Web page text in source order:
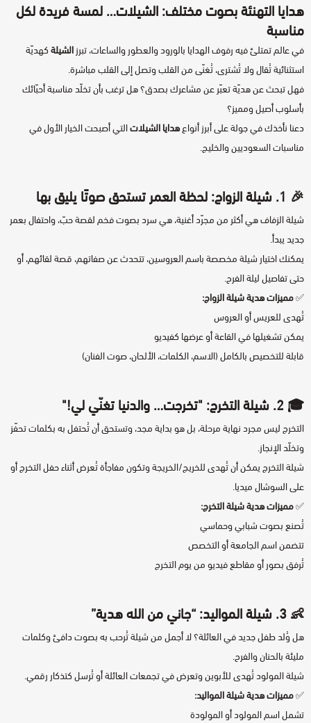
شيلات تقاعد
شيلات ترحيبية
شيلات آخرى
كتابة وإلقاء قصيدة
تلحين قصيدة
مونتاج فيديو
تصميم بطاقة دعوة - تهنئة
محمد بن غرمان
متعب بن دخنة
زايد بن سابر
أحمد العبدلي
منصور الوايلي
سالم السريعي
فيصل الربيّع
هدايا التهنئة بصوت مختلف: الشيلات… لمسة فريدة لكل
مناسبة
في عالم تمتلئ فيه رفوف الهدايا بالورود والعطور والساعات، تبرزالشيلةكهديّة
استثنائية تُقال ولا تُشترى، تُغنّى من القلب وتصل إلى القلب مباشرة.
فهل تبحث عن هديّة تعبّر عن مشاعرك بصدق؟ هل ترغب بأن تخلّد مناسبة أحبّائك
بأسلوب أصيل ومميز؟
دعنا نأخذك في جولة على أبرز أنواعهدايا الشيلاتالتي أصبحت الخيار الأول في
مناسبات السعوديين والخليج.
🎉 1. شيلة الزواج: لحظة العمر تستحق صوتًا يليق بها
شيلة الزفاف هي أكثر من مجرّد أغنية، هي سرد بصوت فخم لقصة حبّ، واحتفال بعمر
جديد يبدأ.
يمكنك اختيار شيلة مخصصة باسم العروسين، تتحدث عن صفاتهم، قصة لقائهم، أو
حتى تفاصيل ليلة الفرح.
✅مميزات هدية شيلة الزواج:
تُهدى للعريس أو العروس
يمكن تشغيلها في القاعة أو عرضها كفيديو
قابلة للتخصيص بالكامل (الاسم، الكلمات، الألحان، صوت الفنان)
🎓 2. شيلة التخرج: "تخرجت… والدنيا تغنّي لي!"
التخرج ليس مجرد نهاية مرحلة، بل هو بداية مجد، وتستحق أن تُحتفل به بكلمات تحفّز
وتخلّد الإنجاز.
شيلة التخرج يمكن أن تُهدى للخريج/الخريجة وتكون مفاجأة تُعرض أثناء حفل التخرج أو
على السوشال ميديا.
✅مميزات هدية شيلة التخرج:
تُصنع بصوت شبابي وحماسي
تتضمن اسم الجامعة أو التخصص
تُرفق بصور أو مقاطع فيديو من يوم التخرج
👶 3. شيلة المواليد: “جاني من الله هدية”
هل وُلد طفل جديد في العائلة؟ لا أجمل من شيلة تُرحب به بصوت دافئ وكلمات
مليئة بالحنان والفرح.
شيلة المولود تُهدى للأبوين وتعرض في تجمعات العائلة أو تُرسل كتذكار رقمي.
✅مميزات هدية شيلة المواليد:
تشمل اسم المولود أو المولودة